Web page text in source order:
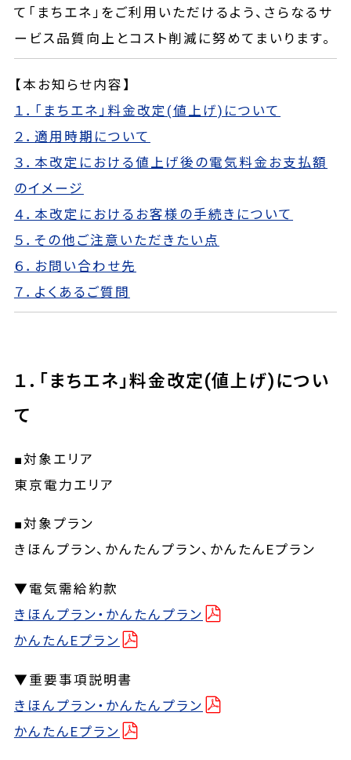
て「まちエネ」をご利用いただけるよう、さらなるサ
ービス品質向上とコスト削減に努めてまいります。
【本お知らせ内容】
１．「まちエネ」料金改定(値上げ)について
２．適用時期について
３．本改定における値上げ後の電気料金お支払額
のイメージ
４．本改定におけるお客様の手続きについて
５．その他ご注意いただきたい点
６．お問い合わせ先
７．よくあるご質問
１．「まちエネ」料金改定(値上げ)につい
て
■対象エリア
東京電力エリア
■対象プラン
きほんプラン、かんたんプラン、かんたんEプラン
▼電気需給約款
きほんプラン・かんたんプラン
かんたんEプラン
▼重要事項説明書
きほんプラン・かんたんプラン
かんたんEプラン